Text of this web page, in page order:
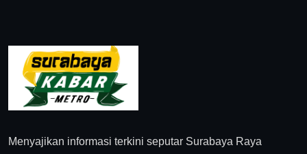
Menyajikan informasi terkini seputar Surabaya Raya